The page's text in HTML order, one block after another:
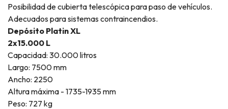
Posibilidad de cubierta telescópica para paso de vehículos.
Adecuados para sistemas contraincendios.
Depósito Platin XL
2x15.000 L
Capacidad: 30.000 litros
Largo: 7500 mm
Ancho: 2250
Altura máxima - 1735-1935 mm
Peso: 727 kg